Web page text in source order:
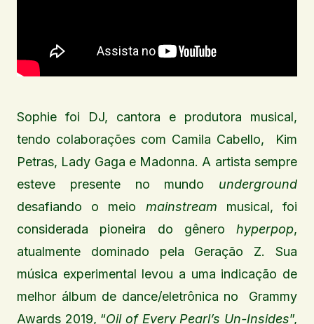
Sophie foi DJ, cantora e produtora musical,
tendo colaborações com Camila Cabello, Kim
Petras, Lady Gaga e Madonna. A artista sempre
esteve presente no mundo underground
desafiando o meio mainstream musical, foi
considerada pioneira do gênero hyperpop,
atualmente dominado pela Geração Z. Sua
música experimental levou a uma indicação de
melhor álbum de dance/eletrônica no Grammy
Awards 2019, “Oil of Every Pearl’s Un-Insides”,